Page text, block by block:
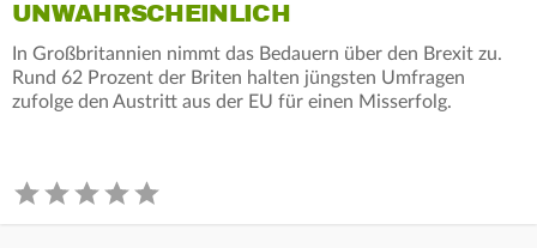
UNWAHRSCHEINLICH
In Großbritannien nimmt das Bedauern über den Brexit zu.
Rund 62 Prozent der Briten halten jüngsten Umfragen
zufolge den Austritt aus der EU für einen Misserfolg.